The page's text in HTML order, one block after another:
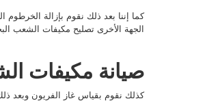
كما إننا بعد ذلك نقوم بإزالة
الجهة الأخرى تصليح مكيفات الشعب
صيانة مكيفات
كذلك نقوم بقياس غاز الفريون وبعد